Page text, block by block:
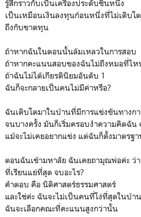
รู้สึกราวกับเป็นเครื่องประดับชิ้นหนึ่ง
เป็นเหมือนเงินลงทุนก้อนหนึ่งที่ไม่เติบโ
ถึงกับขาดทุน
ถ้าหากฉันในตอนนั้นล้มเหลวในการสอบ
ถ้าหากคะแนนสอบของฉันไม่ถึงหมอที่ไห
ถ้าฉันไม่ได้เกียรตินิยมอันดับ 1
ฉันก็จะกลายเป็นคนไม่มีค่าหรือ?
ฉันเติบโตมาในบ้านที่มีการแข่งขันทางก
จนบางครั้ง มันก็เริ่มครอบงำความคิดฉัน
แม้จะไม่เคยอยากแข่ง แต่ฉันก็ตั้งมาตรฐา
ตอนฉันเข้ามหาลัย ฉันเคยถามุณพ่อค่ะ
ที่เรียนแย่ที่สุด จบอะไร?
คำตอบ คือ นิติศาสตร์ธรรมศาสตร์
และใช่ค่ะ ฉันจะไม่เป็นคนที่โง่ที่สุดในบ้าน
ฉันจะเลือกคณะที่คะแนนสูงกว่านั้น